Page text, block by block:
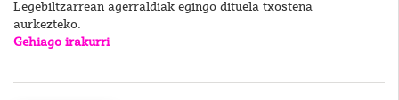
Legebiltzarrean agerraldiak egingo dituela txostena
aurkezteko.
Gehiago irakurri